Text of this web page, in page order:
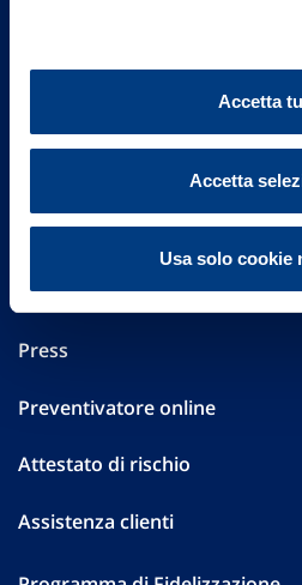
Accetta
Accetta
Usa solo cookie
Sostenibilità
Performances
Press
Preventivatore online
Attestato di rischio
Assistenza clienti